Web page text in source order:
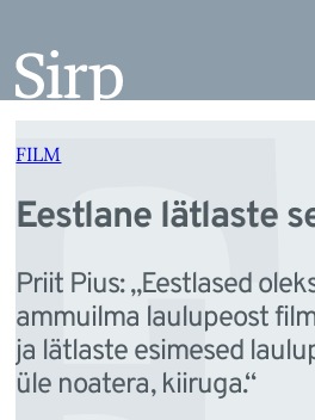
juurde
FILM
Eestlane lätlaste
Priit Pius: „Eestlased
ammuilma laulupeost
ja lätlaste esimesed
üle noatera, kiiruga.“